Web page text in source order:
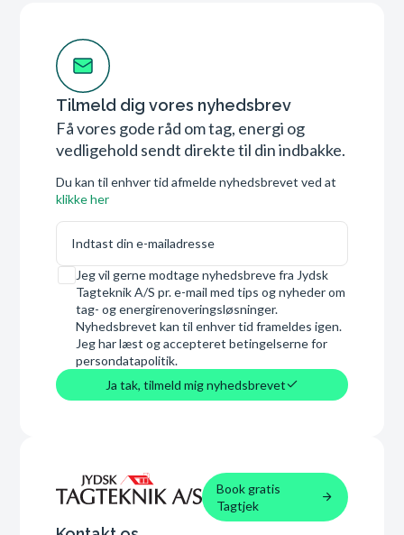
Tilmeld dig vores nyhedsbrev
Få vores gode råd om tag, energi og
vedligehold sendt direkte til din indbakke.
Du kan til enhver tid afmelde nyhedsbrevet ved at
klikke her
E-mail
Samtykke
Jeg vil gerne modtage nyhedsbreve fra Jydsk
Tagteknik A/S pr. e-mail med tips og nyheder om
tag- og energirenoveringsløsninger.
Nyhedsbrevet kan til enhver tid frameldes igen.
Jeg har læst og accepteret betingelserne for
persondatapolitik.
Ja tak, tilmeld mig nyhedsbrevet
Book gratis
Tagtjek